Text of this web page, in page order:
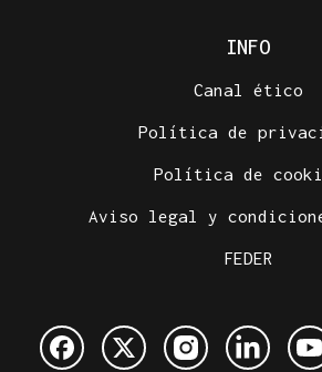
INFO
Canal ético
Política de
Política de
Aviso legal y
FEDER